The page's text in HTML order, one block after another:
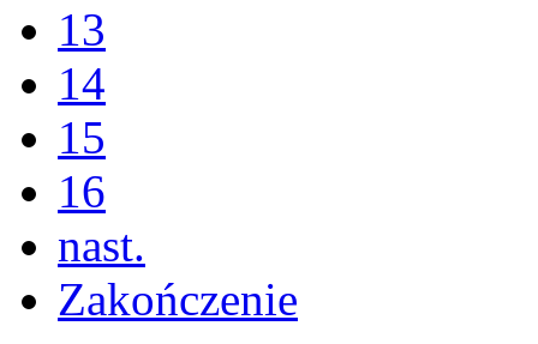
13
14
15
16
nast.
Zakończenie